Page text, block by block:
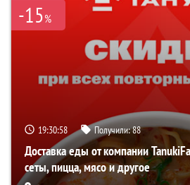
-15%
19:30:57 Получили:88
Доставка еды от компании
сеты, пицца, мясо и другое